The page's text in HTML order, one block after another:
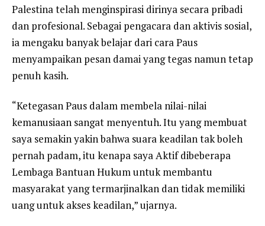
Palestina telah menginspirasi dirinya secara pribadi
dan profesional. Sebagai pengacara dan aktivis sosial,
ia mengaku banyak belajar dari cara Paus
menyampaikan pesan damai yang tegas namun tetap
penuh kasih.
“Ketegasan Paus dalam membela nilai-nilai
kemanusiaan sangat menyentuh. Itu yang membuat
saya semakin yakin bahwa suara keadilan tak boleh
pernah padam, itu kenapa saya Aktif dibeberapa
Lembaga Bantuan Hukum untuk membantu
masyarakat yang termarjinalkan dan tidak memiliki
uang untuk akses keadilan,” ujarnya.